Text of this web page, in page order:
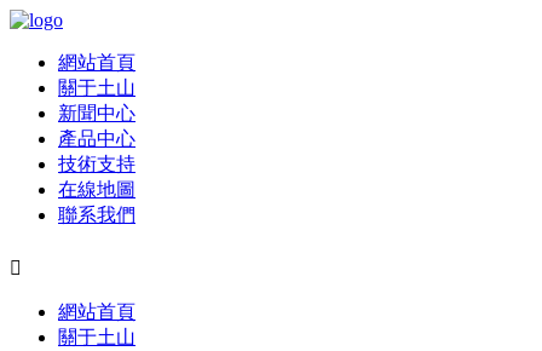
網站首頁
關于土山
新聞中心
產品中心
技術支持
在線地圖
聯系我們

網站首頁
關于土山